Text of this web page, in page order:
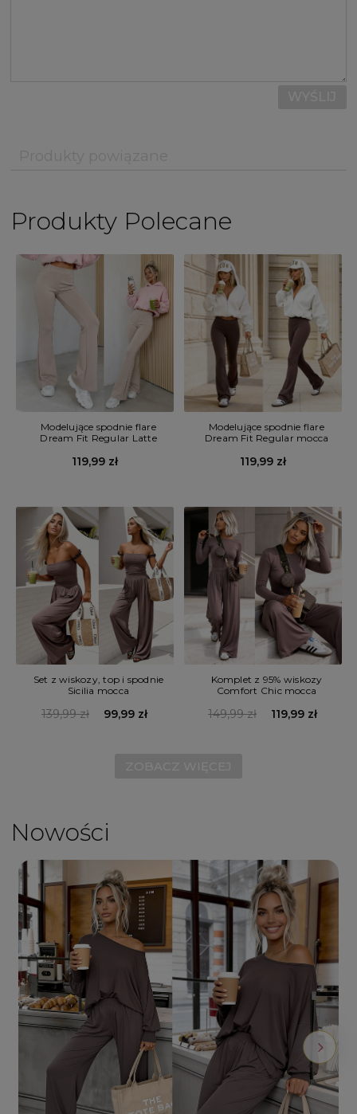
Produkty Polecane
Modelujące spodnie flare
Dream Fit Regular Latte
119,99 zł
Modelujące spodnie flare
Dream Fit Regular mocca
119,99 zł
Set z wiskozy, top i spodnie
Sicilia mocca
139,99 zł 99,99 zł
Komplet z 95% wiskozy
Comfort Chic mocca
149,99 zł 119,99 zł
Nowości